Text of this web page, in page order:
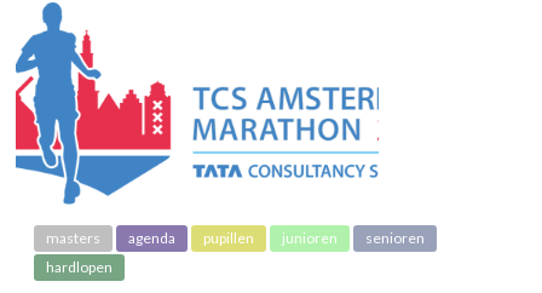
masters agenda pupillen junioren
senioren
hardlopen